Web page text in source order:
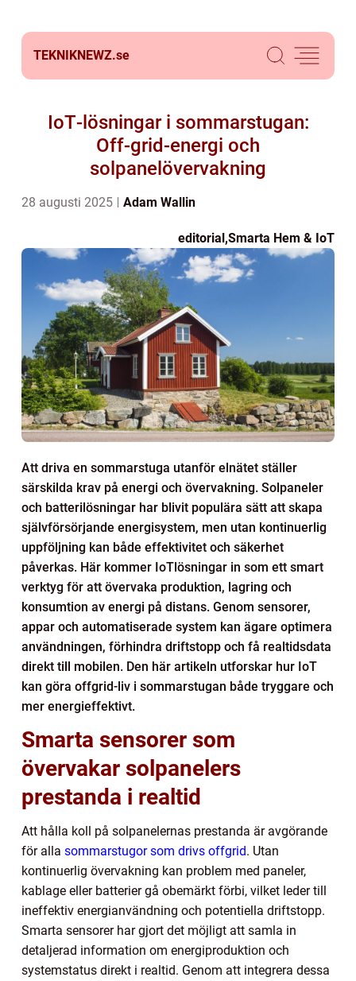
TEKNIKNEWZ.se
IoT‑lösningar i sommarstugan:
Off‑grid-energi och
solpanelövervakning
28 augusti 2025 Adam Wallin
editorial,Smarta Hem & IoT
Att driva en sommarstuga utanför elnätet ställer
särskilda krav på energi och övervakning. Solpaneler
och batterilösningar har blivit populära sätt att skapa
självförsörjande energisystem, men utan kontinuerlig
uppföljning kan både effektivitet och säkerhet
påverkas. Här kommer IoTlösningar in som ett smart
verktyg för att övervaka produktion, lagring och
konsumtion av energi på distans. Genom sensorer,
appar och automatiserade system kan ägare optimera
användningen, förhindra driftstopp och få realtidsdata
direkt till mobilen. Den här artikeln utforskar hur IoT
kan göra offgrid-liv i sommarstugan både tryggare och
mer energieffektivt.
Smarta sensorer som
övervakar solpanelers
prestanda i realtid
Att hålla koll på solpanelernas prestanda är avgörande
för alla sommarstugor som drivs offgrid. Utan
kontinuerlig övervakning kan problem med paneler,
kablage eller batterier gå obemärkt förbi, vilket leder till
ineffektiv energianvändning och potentiella driftstopp.
Smarta sensorer har gjort det möjligt att samla in
detaljerad information om energiproduktion och
systemstatus direkt i realtid. Genom att integrera dessa